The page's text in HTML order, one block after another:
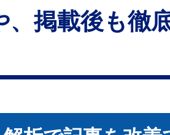
、掲載後も徹